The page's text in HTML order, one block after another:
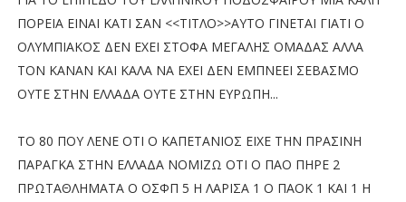
ΠΟΡΕΙΑ ΕΙΝΑΙ ΚΑΤΙ ΣΑΝ <<ΤΙΤΛΟ>>ΑΥΤΟ ΓΙΝΕΤΑΙ ΓΙΑΤΙ Ο
ΟΛΥΜΠΙΑΚΟΣ ΔΕΝ ΕΧΕΙ ΣΤΟΦΑ ΜΕΓΑΛΗΣ ΟΜΑΔΑΣ ΑΛΛΑ
ΤΟΝ ΚΑΝΑΝ ΚΑΙ ΚΑΛΑ ΝΑ ΕΧΕΙ ΔΕΝ ΕΜΠΝΕΕΙ ΣΕΒΑΣΜΟ
ΟΥΤΕ ΣΤΗΝ ΕΛΛΑΔΑ ΟΥΤΕ ΣΤΗΝ ΕΥΡΩΠΗ...
ΤΟ 80 ΠΟΥ ΛΕΝΕ ΟΤΙ Ο ΚΑΠΕΤΑΝΙΟΣ ΕΙΧΕ ΤΗΝ ΠΡΑΣΙΝΗ
ΠΑΡΑΓΚΑ ΣΤΗΝ ΕΛΛΑΔΑ ΝΟΜΙΖΩ ΟΤΙ Ο ΠΑΟ ΠΗΡΕ 2
ΠΡΩΤΑΘΛΗΜΑΤΑ Ο ΟΣΦΠ 5 Η ΛΑΡΙΣΑ 1 Ο ΠΑΟΚ 1 ΚΑΙ 1 Η